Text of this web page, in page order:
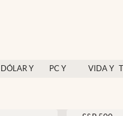
DÓLAR Y
PC Y
VIDA Y